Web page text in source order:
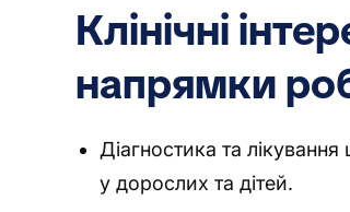
Клінічні
напрямки
Діагностика та
у дорослих та дітей.